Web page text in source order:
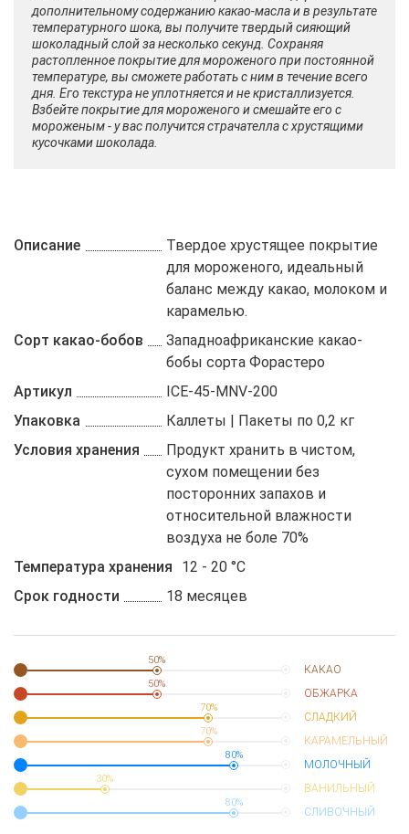
дополнительному содержанию какао-масла и в результате
температурного шока, вы получите твердый сияющий
шоколадный слой за несколько секунд. Сохраняя
растопленное покрытие для мороженого при постоянной
температуре, вы сможете работать с ним в течение всего
дня. Его текстура не уплотняется и не кристаллизуется.
Взбейте покрытие для мороженого и смешайте его с
мороженым - у вас получится страчателла с хрустящими
кусочками шоколада.
Описание
Твердое хрустящее покрытие
для мороженого, идеальный
баланс между какао, молоком и
карамелью.
Сорт какао-бобов
Западноафриканские какао-
бобы сорта Форастеро
Артикул
ICE-45-MNV-200
Упаковка
Каллеты | Пакеты по 0,2 кг
Условия хранения
Продукт хранить в чистом,
сухом помещении без
посторонних запахов и
относительной влажности
воздуха не боле 70%
Температура хранения
12 - 20 °C
Срок годности
18 месяцев
50%
КАКАО
50%
ОБЖАРКА
70%
СЛАДКИЙ
70%
КАРАМЕЛЬНЫЙ
80%
МОЛОЧНЫЙ
30%
ВАНИЛЬНЫЙ
80%
СЛИВОЧНЫЙ